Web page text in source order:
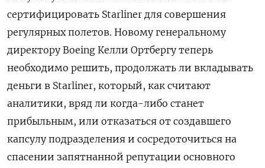
сертифицировать Starliner для совершения
регулярных полетов. Новому генеральному
директору Boeing Келли Ортбергу теперь
необходимо решить, продолжать ли вкладывать
деньги в Starliner, который, как считают
аналитики, вряд ли когда-либо станет
прибыльным, или отказаться от создавшего
капсулу подразделения и сосредоточиться на
спасении запятнанной репутации основного